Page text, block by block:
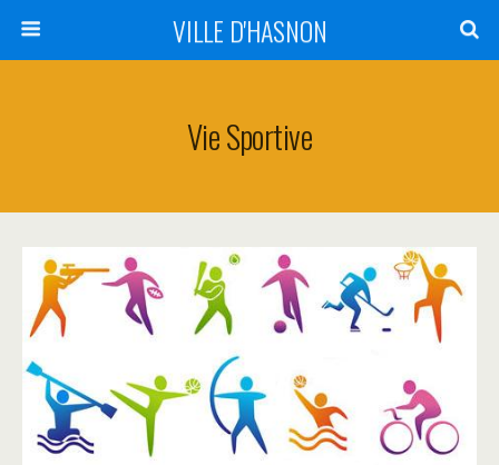
VILLE D'HASNON
Vie Sportive